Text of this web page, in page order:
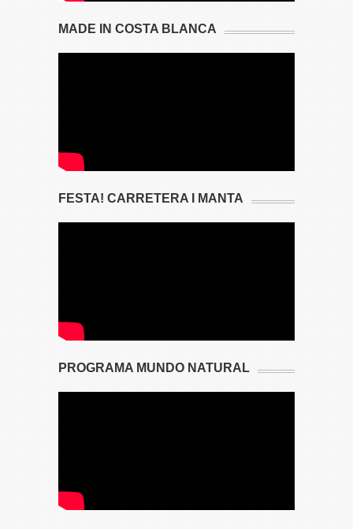
MADE IN COSTA BLANCA
FESTA! CARRETERA I MANTA
PROGRAMA MUNDO NATURAL